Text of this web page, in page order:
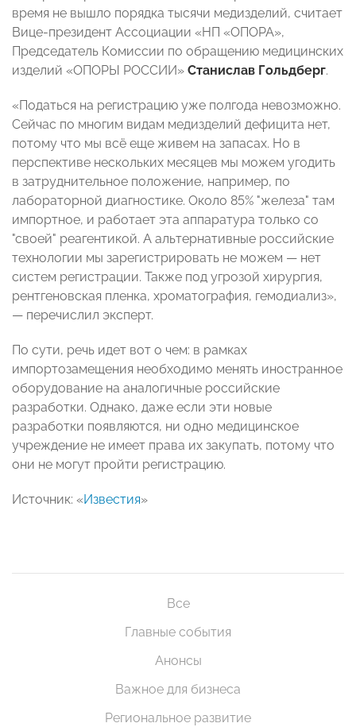
время не вышло порядка тысячи медизделий, считает
Вице-президент Ассоциации «НП «ОПОРА»,
Председатель Комиссии по обращению медицинских
изделий «ОПОРЫ РОССИИ» Станислав Гольдберг.
«Податься на регистрацию уже полгода невозможно.
Сейчас по многим видам медизделий дефицита нет,
потому что мы всё еще живем на запасах. Но в
перспективе нескольких месяцев мы можем угодить
в затруднительное положение, например, по
лабораторной диагностике. Около 85% "железа" там
импортное, и работает эта аппаратура только со
"своей" реагентикой. А альтернативные российские
технологии мы зарегистрировать не можем — нет
систем регистрации. Также под угрозой хирургия,
рентгеновская пленка, хроматография, гемодиализ»,
— перечислил эксперт.
По сути, речь идет вот о чем: в рамках
импортозамещения необходимо менять иностранное
оборудование на аналогичные российские
разработки. Однако, даже если эти новые
разработки появляются, ни одно медицинское
учреждение не имеет права их закупать, потому что
они не могут пройти регистрацию.
Источник: «Известия»
Все
Главные события
Анонсы
Важное для бизнеса
Региональное развитие